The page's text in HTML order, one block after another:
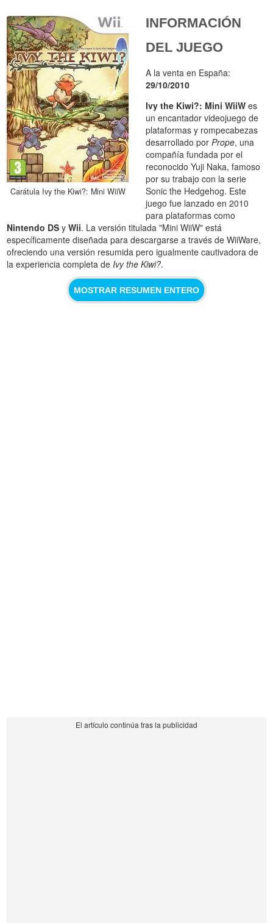
Carátula Ivy the Kiwi?: Mini WiiW
INFORMACIÓN
DEL JUEGO
A la venta en España:
29/10/2010
Ivy the Kiwi?: Mini WiiW es
un encantador videojuego de
plataformas y rompecabezas
desarrollado porPrope, una
compañía fundada por el
reconocido Yuji Naka, famoso
por su trabajo con la serie
Sonic the Hedgehog. Este
juego fue lanzado en 2010
para plataformas como
Nintendo DS yWii. La versión titulada "Mini WiiW" está
específicamente diseñada para descargarse a través de WiiWare,
ofreciendo una versión resumida pero igualmente cautivadora de
la experiencia completa deIvy the Kiwi?.
MOSTRAR RESUMEN ENTERO